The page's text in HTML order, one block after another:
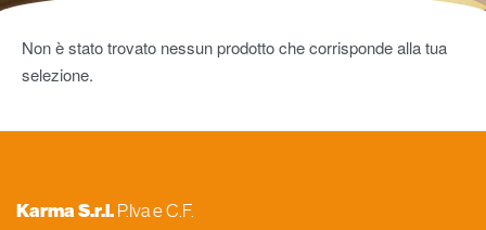
Non è stato trovato nessun prodotto che corrisponde alla tua
selezione.
Karma S.r.l. P.Iva e C.F.